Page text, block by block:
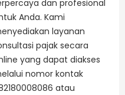
dan profesional
Anda. Kami
layanan
pajak secara
yang dapat diakses
nomor kontak
atau